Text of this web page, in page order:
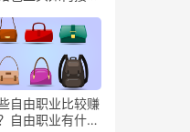
自由职业比较赚
自由职业有什么